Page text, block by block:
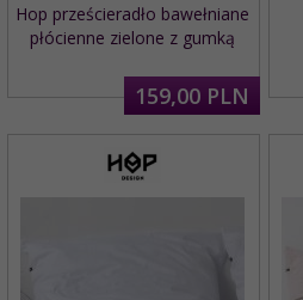
Hop prześcieradło bawełniane
płócienne zielone z gumką
159,00 PLN